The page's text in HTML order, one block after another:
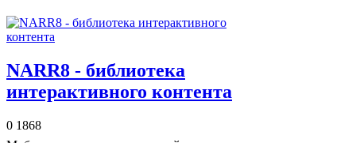
NARR8 - библиотека
интерактивного контента
0 1868